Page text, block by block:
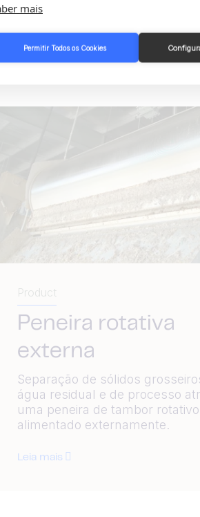
mais
Permitir Todos os Cookies
Product
Peneira rotativa
externa
Separação de sólidos
água residual e de processo
uma peneira de tambor rotativo
alimentado externamente.
Leia mais